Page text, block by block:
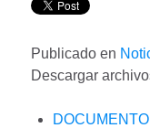
Publicado en
Descargar